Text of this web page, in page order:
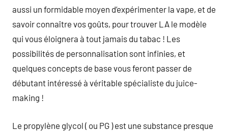
aussi un formidable moyen d’expérimenter la vape, et de
savoir connaître vos goûts, pour trouver LA le modèle
qui vous éloignera à tout jamais du tabac ! Les
possibilités de personnalisation sont infinies, et
quelques concepts de base vous feront passer de
débutant intéressé à véritable spécialiste du juice-
making !
Le propylène glycol ( ou PG ) est une substance presque